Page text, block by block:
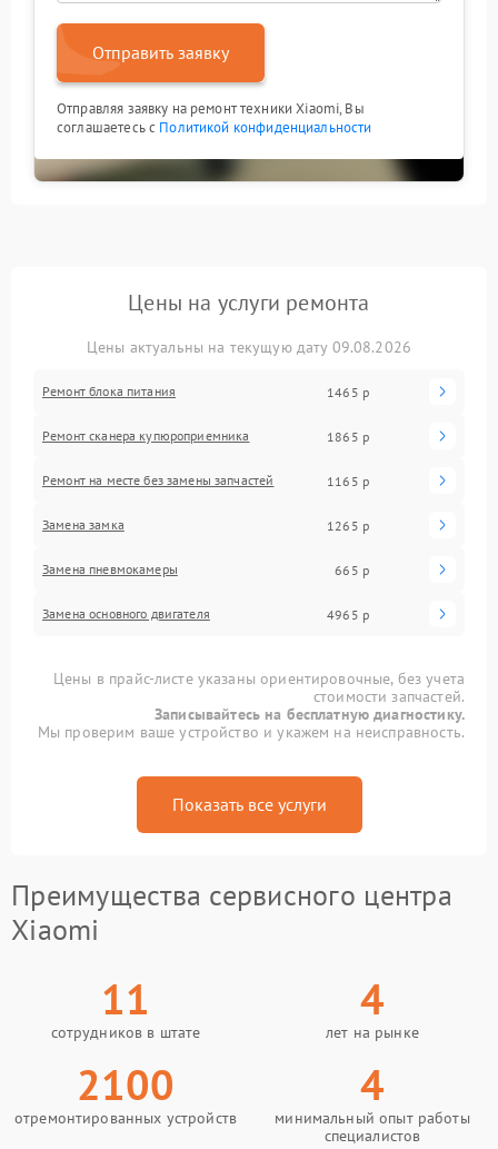
Отправить заявку
Отправляя заявку на ремонт техники Xiaomi, Вы
соглашаетесь с Политикой конфиденциальности
Цены на услуги ремонта
Цены актуальны на текущую дату 09.08.2026
Ремонт блока питания 1465 р
Ремонт сканера купюроприемника 1865 р
Ремонт на месте без замены запчастей 1165 р
Замена замка 1265 р
Замена пневмокамеры 665 р
Замена основного двигателя 4965 р
Цены в прайс-листе указаны ориентировочные, без учета
стоимости запчастей.
Записывайтесь на бесплатную диагностику.
Мы проверим ваше устройство и укажем на неисправность.
Показать все услуги
Преимущества сервисного центра
Xiaomi
11
сотрудников в штате
4
лет на рынке
2100
отремонтированных устройств
4
минимальный опыт работы
специалистов